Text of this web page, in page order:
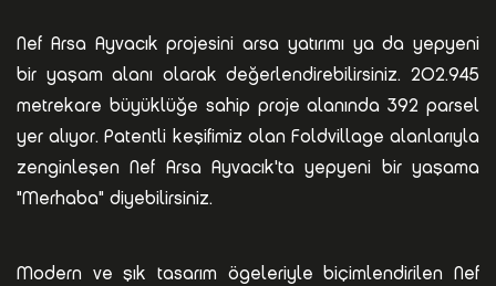
Nef Arsa Ayvacık projesini arsa yatırımı ya da yepyeni
bir yaşam alanı olarak değerlendirebilirsiniz. 202.945
metrekare büyüklüğe sahip proje alanında 392 parsel
yer alıyor. Patentli keşifimiz olan Foldvillage alanlarıyla
zenginleşen Nef Arsa Ayvacık'ta yepyeni bir yaşama
"Merhaba" diyebilirsiniz.
Modern ve şık tasarım ögeleriyle biçimlendirilen Nef